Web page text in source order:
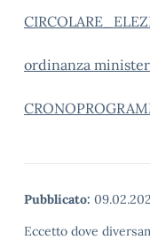
ordinanza
Pubblicato:
Eccetto dove